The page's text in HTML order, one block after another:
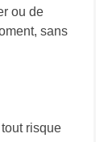
ou de
sans
risque